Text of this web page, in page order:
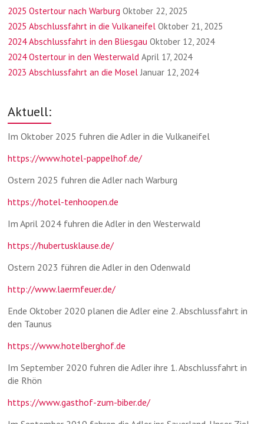
2025 Ostertour nach Warburg Oktober 22, 2025
2025 Abschlussfahrt in die Vulkaneifel Oktober 21, 2025
2024 Abschlussfahrt in den Bliesgau Oktober 12, 2024
2024 Ostertour in den Westerwald April 17, 2024
2023 Abschlussfahrt an die Mosel Januar 12, 2024
Aktuell:
Im Oktober 2025 fuhren die Adler in die Vulkaneifel
https://www.hotel-pappelhof.de/
Ostern 2025 fuhren die Adler nach Warburg
https://hotel-tenhoopen.de
Im April 2024 fuhren die Adler in den Westerwald
https://hubertusklause.de/
Ostern 2023 führen die Adler in den Odenwald
http://www.laermfeuer.de/
Ende Oktober 2020 planen die Adler eine 2. Abschlussfahrt in
den Taunus
https://www.hotelberghof.de
Im September 2020 fuhren die Adler ihre 1. Abschlussfahrt in
die Rhön
https://www.gasthof-zum-biber.de/